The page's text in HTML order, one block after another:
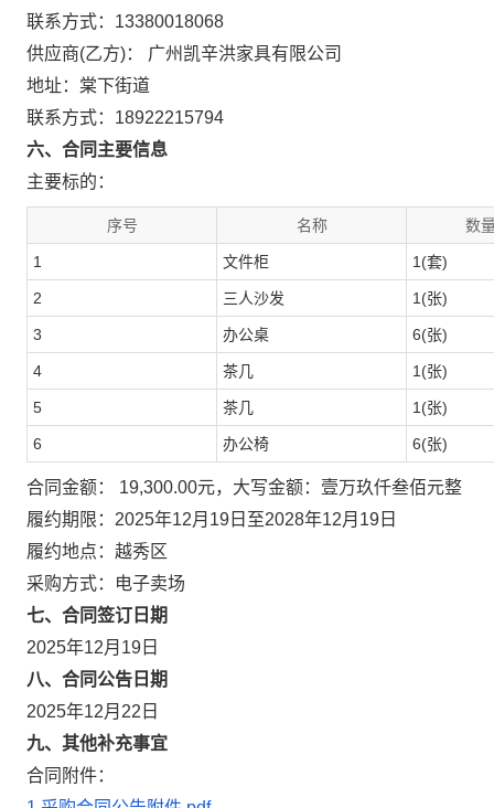
联系方式：13380018068
供应商(乙方)： 广州凯辛洪家具有限公司
地址：棠下街道
联系方式：18922215794
六、合同主要信息
主要标的：
序号 名称 数
1 文件柜 1(套)
2 三人沙发 1(张)
3 办公桌 6(张)
4 茶几 1(张)
5 茶几 1(张)
6 办公椅 6(张)
合同金额： 19,300.00元，大写金额：壹万玖仟叁佰元整
履约期限：2025年12月19日至2028年12月19日
履约地点：越秀区
采购方式：电子卖场
七、合同签订日期
2025年12月19日
八、合同公告日期
2025年12月22日
九、其他补充事宜
合同附件：